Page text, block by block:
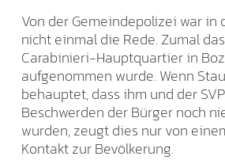
Von der Gemeindepolizei war in
nicht einmal die Rede. Zumal
Carabinieri-Hauptquartier in
aufgenommen wurde. Wenn
behauptet, dass ihm und der
Beschwerden der Bürger noch
wurden, zeugt dies nur von
Kontakt zur Bevölkerung.